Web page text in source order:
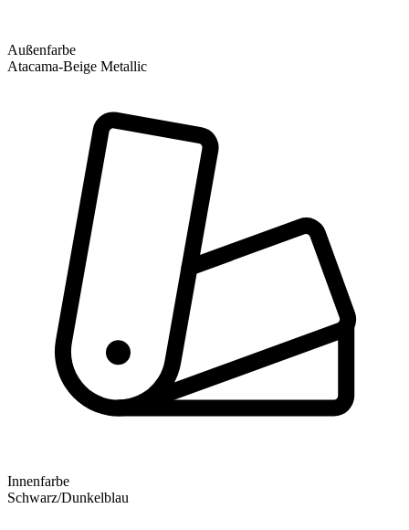
Außenfarbe
Atacama-Beige Metallic
Innenfarbe
Schwarz/Dunkelblau